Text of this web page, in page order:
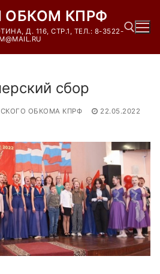
ОБКОМ КПРФ
Д. 116, СТР.1, ТЕЛ.: 8-3522-
сбор
ОБКОМА КПРФ
22.05.2022